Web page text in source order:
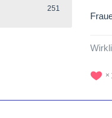
251